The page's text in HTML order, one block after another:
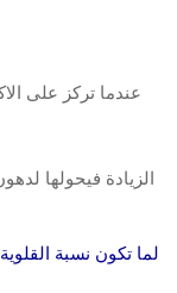
عندما تركز على
الزيادة فيحولها
لما تكون نسبة